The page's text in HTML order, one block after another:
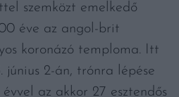
szemközt emelkedő
éve az angol-brit
koronázó temploma. Itt
június 2-án, trónra lépése
az akkor 27 esztendős